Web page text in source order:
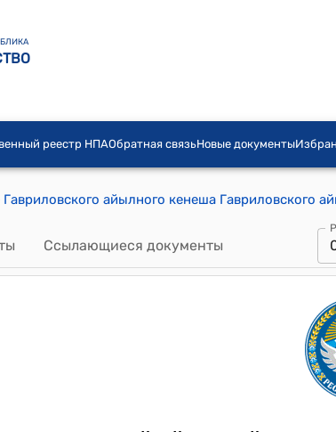
реестр НПАОбратная связьНовые документы
Ссылающиеся документы